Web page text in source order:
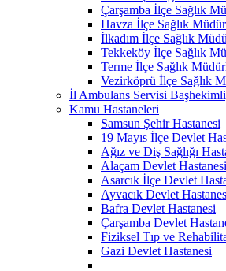
Çarşamba İlçe Sağlık
Havza İlçe Sağlık
İlkadım İlçe Sağlık
Tekkeköy İlçe Sağlık
Terme İlçe Sağlık
Vezirköprü İlçe Sağlık
İl Ambulans Servisi
Kamu Hastaneleri
Samsun Şehir Hastanesi
19 Mayıs İlçe Devlet
Ağız ve Diş Sağlığı
Alaçam Devlet Hastanesi
Asarcık İlçe Devlet
Ayvacık Devlet
Bafra Devlet Hastanesi
Çarşamba Devlet
Fiziksel Tıp ve
Gazi Devlet Hastanesi